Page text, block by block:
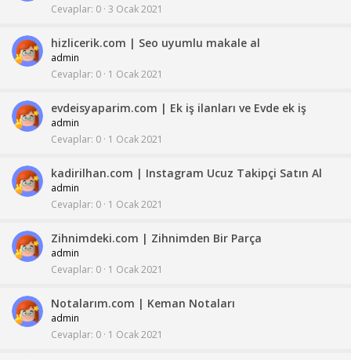
Cevaplar 0 3 Ocak 2021
hizlicerik.com | Seo uyumlu makale al
admin
Cevaplar 0 1 Ocak 2021
evdeisyaparim.com | Ek iş ilanları ve Evde ek iş
admin
Cevaplar 0 1 Ocak 2021
kadirilhan.com | Instagram Ucuz Takipçi Satın Al
admin
Cevaplar 0 1 Ocak 2021
Zihnimdeki.com | Zihnimden Bir Parça
admin
Cevaplar 0 1 Ocak 2021
Notalarım.com | Keman Notaları
admin
Cevaplar 0 1 Ocak 2021